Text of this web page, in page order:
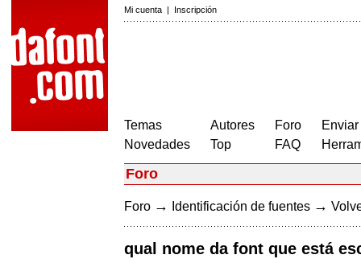
Mi cuenta | Inscripción
Temas
Novedades
Autores
Top
Foro
FAQ
Foro
Foro → Identificación de fuentes →
qual nome da font que está